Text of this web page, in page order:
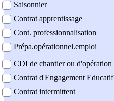
Saisonnier
Contrat apprentissage
Cont. professionnalisation
Prépa.opérationnel.emploi
CDI de chantier ou d'opération
Contrat d'Engagement Educatif
Contrat intermittent